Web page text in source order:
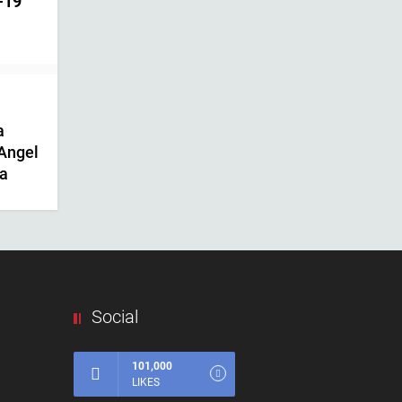
Social
101,000
LIKES